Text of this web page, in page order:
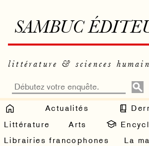
SAMBUC
littérature & sciences
Actualités
Littérature
Arts
Librairies francophones
La